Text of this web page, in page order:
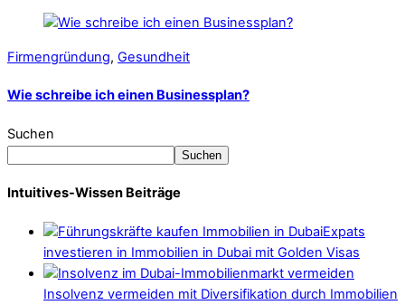
Firmengründung, Gesundheit
Wie schreibe ich einen Businessplan?
Suchen
Suchen
Intuitives-Wissen Beiträge
Expats
investieren in Immobilien in Dubai mit Golden Visas
Insolvenz vermeiden mit Diversifikation durch Immobilien